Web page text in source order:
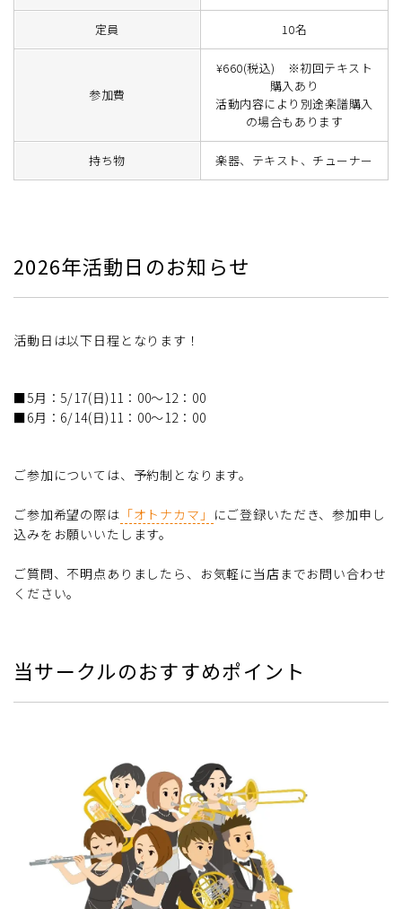
定員 10名
参加費
¥660(税込) ※初回テキスト
購入あり
活動内容により別途楽譜購入
の場合もあります
持ち物 楽器、テキスト、チューナー
2026年活動日のお知らせ
活動日は以下日程となります！
■5月：5/17(日)11：00～12：00
■6月：6/14(日)11：00～12：00
ご参加については、予約制となります。
ご参加希望の際は 「オトナカマ」 にご登録いただき、参加申し
込みをお願いいたします。
ご質問、不明点ありましたら、お気軽に当店までお問い合わせ
ください。
当サークルのおすすめポイント